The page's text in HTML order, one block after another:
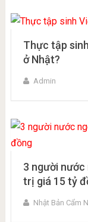
Thực tập
ở Nhật?
Admin
3 người
trị giá 15 tỷ
Nhật Bản Cẩm